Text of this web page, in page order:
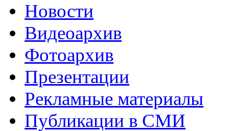
Новости
Видеоархив
Фотоархив
Презентации
Рекламные материалы
Публикации в СМИ